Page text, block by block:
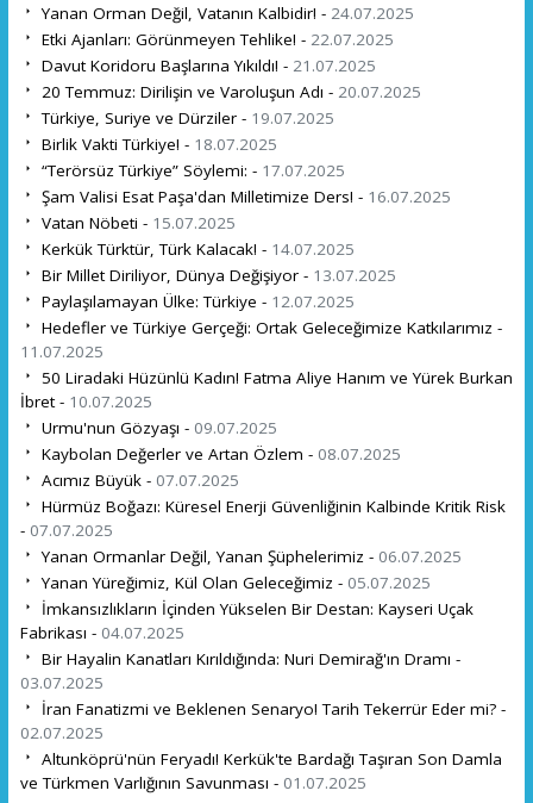
Yanan Orman Değil, Vatanın Kalbidir! - 24.07.2025
Etki Ajanları: Görünmeyen Tehlike! - 22.07.2025
Davut Koridoru Başlarına Yıkıldı! - 21.07.2025
20 Temmuz: Dirilişin ve Varoluşun Adı - 20.07.2025
Türkiye, Suriye ve Dürziler - 19.07.2025
Birlik Vakti Türkiye! - 18.07.2025
“Terörsüz Türkiye” Söylemi: - 17.07.2025
Şam Valisi Esat Paşa'dan Milletimize Ders! - 16.07.2025
Vatan Nöbeti - 15.07.2025
Kerkük Türktür, Türk Kalacak! - 14.07.2025
Bir Millet Diriliyor, Dünya Değişiyor - 13.07.2025
Paylaşılamayan Ülke: Türkiye - 12.07.2025
Hedefler ve Türkiye Gerçeği: Ortak Geleceğimize Katkılarımız -
11.07.2025
50 Liradaki Hüzünlü Kadın! Fatma Aliye Hanım ve Yürek Burkan
İbret - 10.07.2025
Urmu'nun Gözyaşı - 09.07.2025
Kaybolan Değerler ve Artan Özlem - 08.07.2025
Acımız Büyük - 07.07.2025
Hürmüz Boğazı: Küresel Enerji Güvenliğinin Kalbinde Kritik Risk
- 07.07.2025
Yanan Ormanlar Değil, Yanan Şüphelerimiz - 06.07.2025
Yanan Yüreğimiz, Kül Olan Geleceğimiz - 05.07.2025
İmkansızlıkların İçinden Yükselen Bir Destan: Kayseri Uçak
Fabrikası - 04.07.2025
Bir Hayalin Kanatları Kırıldığında: Nuri Demirağ'ın Dramı -
03.07.2025
İran Fanatizmi ve Beklenen Senaryo! Tarih Tekerrür Eder mi? -
02.07.2025
Altunköprü'nün Feryadı! Kerkük'te Bardağı Taşıran Son Damla
ve Türkmen Varlığının Savunması - 01.07.2025